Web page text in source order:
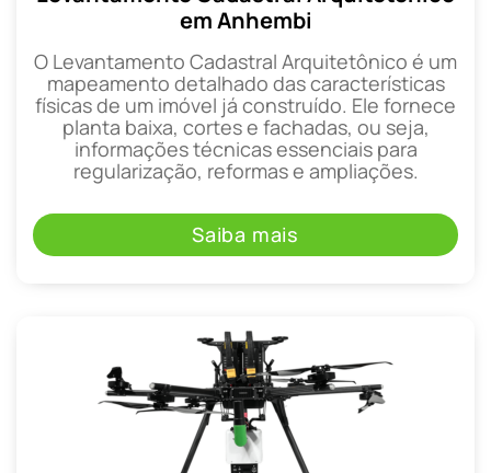
em Anhembi
O Levantamento Cadastral Arquitetônico é um
mapeamento detalhado das características
físicas de um imóvel já construído. Ele fornece
planta baixa, cortes e fachadas, ou seja,
informações técnicas essenciais para
regularização, reformas e ampliações.
Saiba mais